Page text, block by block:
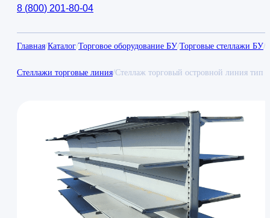
8 (800) 201-80-04
Главная/Каталог/Торговое оборудование БУ/Торговые стеллажи БУ/
Стеллажи торговые линия/Стеллаж торговый островной линия тип